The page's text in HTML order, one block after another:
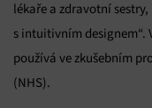
lékaře a zdravotní
s intuitivním designem“.
používá ve zkušebním
(NHS).